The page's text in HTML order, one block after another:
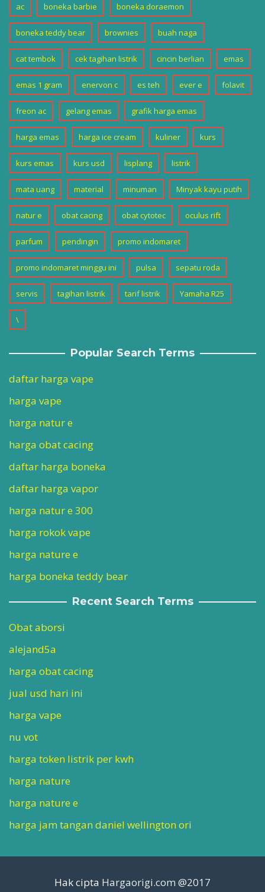
ac boneka barbie boneka doraemon
boneka teddy bear brownies buah naga
cat tembok cek tagihan listrik cincin berlian emas
emas 1 gram enervon c es teh ever e folavit
freon ac gelang emas grafik harga emas
harga emas harga ice cream kuliner kurs
kurs emas kurs usd lisplang listrik
mata uang material minuman Minyak kayu putih
natur e obat cacing obat cytotec oculus rift
parfum pendingin promo indomaret
promo indomaret minggu ini pulsa sepatu roda
servis tagihan listrik tarif listrik Yamaha R25
\
Popular Search Terms
daftar harga vape
harga vape
harga natur e
harga obat cacing
daftar harga boneka
daftar harga vapor
harga natur e 300
harga rokok vape
harga nature e
harga boneka teddy bear
Recent Search Terms
Obat aborsi
alejand5a
harga obat cacing
jual usd hari ini
harga vape
nu vot
harga token listrik per kwh
harga nature
harga nature e
harga jam tangan daniel wellington ori
Hak cipta Hargaorigi.com @2017